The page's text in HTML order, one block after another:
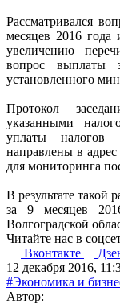
Рассматривался
месяцев 2016
увеличению
вопрос выплаты
установленного
Протокол
указанными
уплаты налогов
направлены в
для мониторинга
В результате такой
за 9 месяцев
Волгоградской
Читайте нас в
Вконтакте
12 декабря 2016,
#Экономика и
Автор: